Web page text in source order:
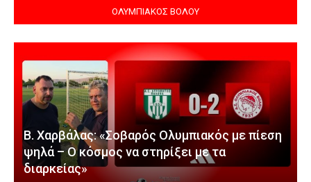
ΟΛΥΜΠΙΑΚΟΣ ΒΟΛΟΥ
Β. Χαρβάλας: «Σοβαρός Ολυμπιακός με πίεση
ψηλά – Ο κόσμος να στηρίξει με τα
διαρκείας»